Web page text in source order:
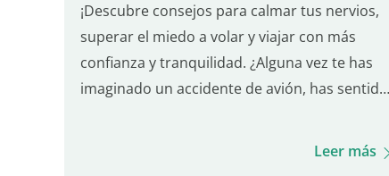
¡Descubre consejos para calmar tus nervios,
superar el miedo a volar y viajar con más
confianza y tranquilidad. ¿Alguna vez te has
imaginado un accidente de avión, has sentido
Leer más